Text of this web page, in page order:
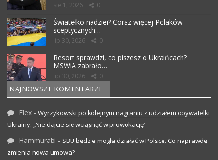
sie 1, 2026 0
Światełko nadziei? Coraz więcej Polaków
sceptycznych…
lip 30, 2026 0
Resort sprawdzi, co piszesz o Ukraińcach?
MSWiA zabrało…
lip 30, 2026 0
NAJNOWSZE KOMENTARZE
Flex - Wyrzykowski po kolejnym nagraniu z udziałem obywatelki
Ukrainy: „Nie dajcie się wciągnąć w prowokację”
Hammurabi - SBU będzie mogła działać w Polsce. Co naprawdę
zmienia nowa umowa?